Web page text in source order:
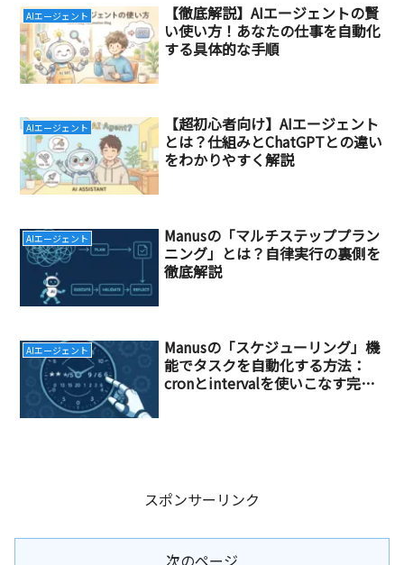
AIエージェント
【徹底解説】AIエージェントの賢
い使い方！あなたの仕事を自動化
する具体的な手順
AIエージェント
【超初心者向け】AIエージェント
とは？仕組みとChatGPTとの違い
をわかりやすく解説
AIエージェント
Manusの「マルチステッププラン
ニング」とは？自律実行の裏側を
徹底解説
AIエージェント
Manusの「スケジューリング」機
能でタスクを自動化する方法：
cronとintervalを使いこなす完全
スポンサーリンク
次のページ